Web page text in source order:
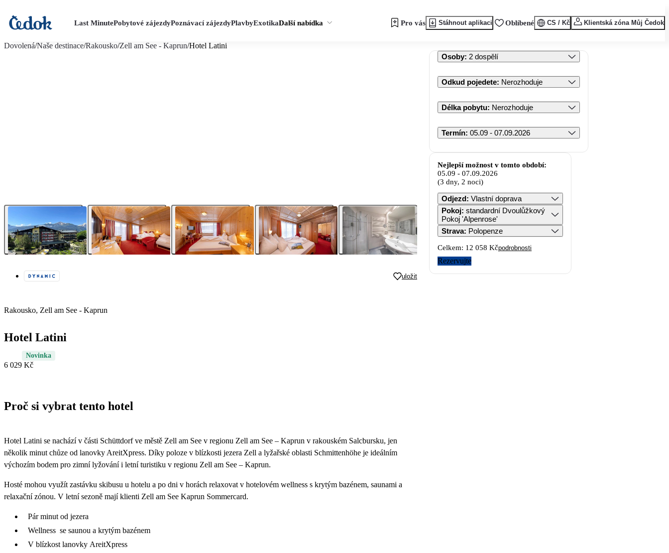
Last MinutePobytové zájezdyPoznávací zájezdyPlavbyExotikaDalší nabídka Pro vás Stáhnout aplikaci Oblíbené CS / Kč Klientská zóna Můj Čedok
Dovolená/Naše destinace/Rakousko/Zell am See - Kaprun/Hotel Latini
uložit
Rakousko, Zell am See - Kaprun
Hotel Latini
Novinka
6 029 Kč
Proč si vybrat tento hotel
Hotel Latini se nachází v části Schüttdorf ve městě Zell am See v regionu Zell am See – Kaprun v rakouském Salcbursku, jen
několik minut chůze od lanovky AreitXpress. Díky poloze v blízkosti jezera Zell a lyžařské oblasti Schmittenhöhe je ideálním
výchozím bodem pro zimní lyžování i letní turistiku v regionu Zell am See – Kaprun.
Hosté mohou využít zastávku skibusu u hotelu a po dni v horách relaxovat v hotelovém wellness s krytým bazénem, saunami a
relaxační zónou. V letní sezoně mají klienti Zell am See Kaprun Sommercard.
Pár minut od jezera
Wellness se saunou a krytým bazénem
V blízkost lanovky AreitXpress
Osoby: 2 dospělí
Odkud pojedete: Nerozhoduje
Délka pobytu: Nerozhoduje
Termín: 05.09 - 07.09.2026
Nejlepší možnost v tomto období:
05.09 - 07.09.2026
(3 dny, 2 noci)
Odjezd: Vlastní doprava
Pokoj: standardní Dvoulůžkový
Pokoj 'Alpenrose'
Strava: Polopenze
Celkem: 12 058 Kčpodrobnosti
Rezervujte